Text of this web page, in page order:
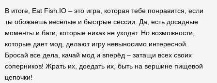
В итоге, Eat Fish.IO – это игра, которая тебе понравится, если
ты обожаешь весёлые и быстрые сессии. Да, есть досадные
моменты и баги, которые никак не уходят. Но возможности,
которые дает мод, делают игру невыносимо интересной.
Бросай все дела, качай мод и вперёд – затащи всех своих
соперников! Жрать их, доедать их, быть на вершине пищевой
цепочки!